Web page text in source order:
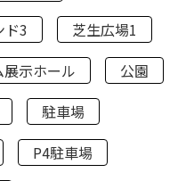
ド3
芝生広場1
展示ホール
公園
駐車場
P4駐車場